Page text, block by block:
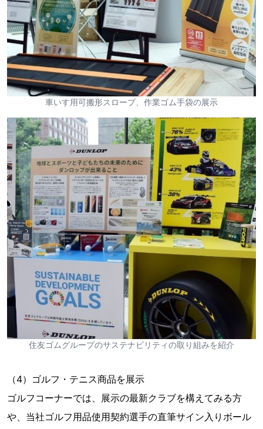
車いす用可搬形スロープ、作業ゴム手袋の展示
住友ゴムグループのサステナビリティの取り組みを紹介
（4）ゴルフ・テニス商品を展示
ゴルフコーナーでは、展示の最新クラブを構えてみる方
や、当社ゴルフ用品使用契約選手の直筆サイン入りボール